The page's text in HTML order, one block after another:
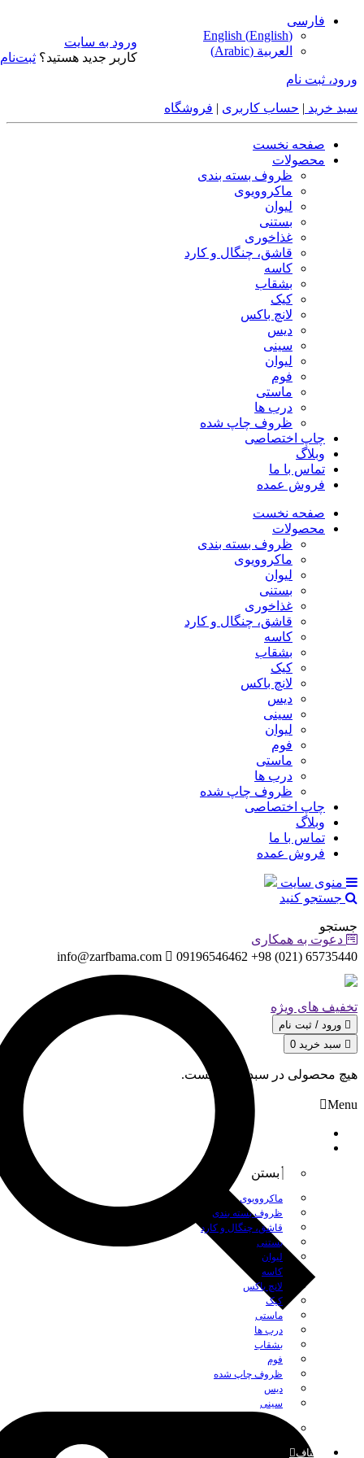
فارسی
English (English)
العربية (
Arabic
)
ورود، ثبت نام
سبد خرید | حساب کاربری | فروشگاه
صفحه نخست
محصولات
ظروف بسته بندی
ماکروویوی
لیوان
بستنی
غذاخوری
قاشق، چنگال و کارد
کاسه
بشقاب
کیک
لانچ باکس
دیس
سینی
لیوان
فوم
ماستی
درب ها
ظروف چاپ شده
چاپ اختصاصی
وبلاگ
تماس با ما
فروش عمده
صفحه نخست
محصولات
ظروف بسته بندی
ماکروویوی
لیوان
بستنی
غذاخوری
قاشق، چنگال و کارد
کاسه
بشقاب
کیک
لانچ باکس
دیس
سینی
لیوان
فوم
ماستی
درب ها
ظروف چاپ شده
چاپ اختصاصی
وبلاگ
تماس با ما
فروش عمده
منوی سایت
جستجو کنید
جستجو
دعوت به همکاری
65735440 (021) 98+ 09196546462
info@zarfbama.com
تخفیف های ویژه
ورود به سایت
کاربر جدید هستید؟ ثبت‌نام
سبد خرید 0
هیچ محصولی در سبد خرید نیست.
Menu
بستن
ماکروویوی
ظروف بسته بندی
قاشق، چنگال و کارد
بستنی
لیوان
کاسه
لانچ باکس
کیک
ماستی
درب ها
بشقاب
فوم
ظروف چاپ شده
دیس
سینی
اصناف